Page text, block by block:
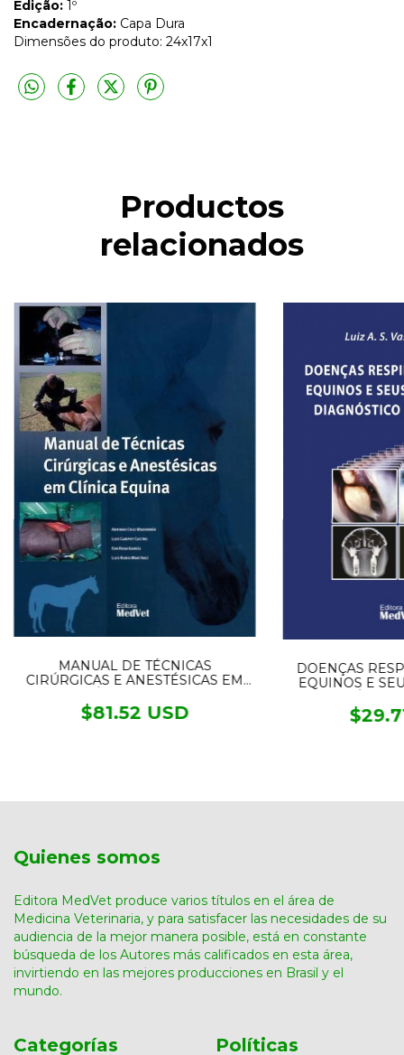
Edição: 1º
Encadernação: Capa Dura
Dimensões do produto: 24x17x1
Productos
relacionados
MANUAL DE TÉCNICAS
CIRÚRGICAS E ANESTÉSICAS EM
$81.52 USD
DOENÇAS
EQUINOS E
Quienes somos
Editora MedVet produce varios títulos en el área de
Medicina Veterinaria, y para satisfacer las necesidades de su
audiencia de la mejor manera posible, está en constante
búsqueda de los Autores más calificados en esta área,
invirtiendo en las mejores producciones en Brasil y el
mundo.
Categorías Políticas